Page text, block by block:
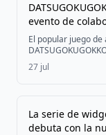
evento de
con Rascal
El popular juego
colaboración
ofreciendo
27 jul
La serie de
debuta con la